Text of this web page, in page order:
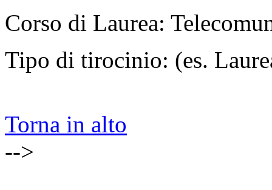
Corso di Laurea:
Tipo di tirocinio: (es.
Torna in alto
-->